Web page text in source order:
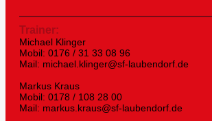
Trainer:
Michael Klinger
Mobil: 0176 / 31 33 08 96
Mail: michael.klinger@sf-laubendorf.de
Markus Kraus
Mobil: 0178 / 108 28 00
Mail: markus.kraus@sf-laubendorf.de